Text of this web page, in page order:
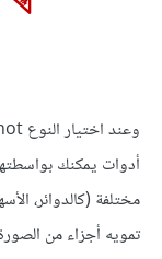
أدوات يمكنك
مختلفة (كالدوائر،
تمويه أجزاء من